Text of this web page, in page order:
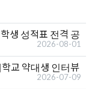
생 성적표 전격 공
2026-08-01
교 약대생 인터뷰
2026-07-09